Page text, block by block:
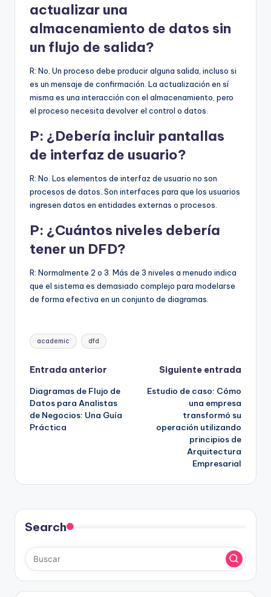
actualizar una
almacenamiento de datos sin
un flujo de salida?
R: No. Un proceso debe producir alguna salida, incluso si
es un mensaje de confirmación. La actualización en sí
misma es una interacción con el almacenamiento, pero
el proceso necesita devolver el control o datos.
P: ¿Debería incluir pantallas
de interfaz de usuario?
R: No. Los elementos de interfaz de usuario no son
procesos de datos. Son interfaces para que los usuarios
ingresen datos en entidades externas o procesos.
P: ¿Cuántos niveles debería
tener un DFD?
R: Normalmente 2 o 3. Más de 3 niveles a menudo indica
que el sistema es demasiado complejo para modelarse
de forma efectiva en un conjunto de diagramas.
Etiquetas:
academic dfd
Navegación
de
entradas
Entrada anterior
Diagramas de Flujo de
Datos para Analistas
de Negocios: Una Guía
Práctica
Siguiente entrada
Estudio de caso: Cómo
una empresa
transformó su
operación utilizando
principios de
Arquitectura
Empresarial
Search